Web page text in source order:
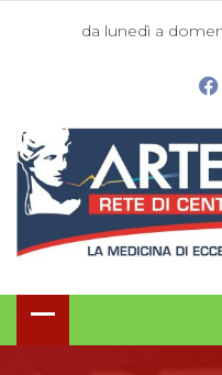
da lunedì a